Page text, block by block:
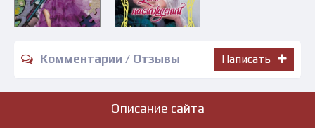
Комментарии / Отзывы Написать
Описание сайта